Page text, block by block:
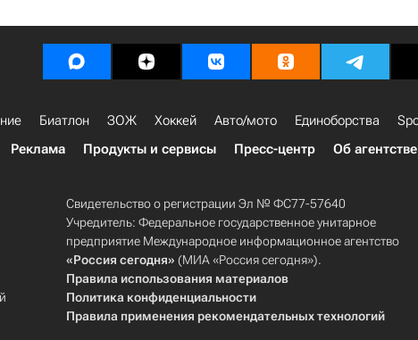
Биатлон ЗОЖ Хоккей Авто/мото Единоборства
Реклама Продукты и сервисы Пресс-центр Об агентстве
Свидетельство о регистрации Эл № ФС77-57640
Учредитель: Федеральное государственное унитарное
предприятие Международное информационное агентство
«Россия сегодня» (МИА «Россия сегодня»).
Правила использования материалов
Политика конфиденциальности
Правила применения рекомендательных технологий